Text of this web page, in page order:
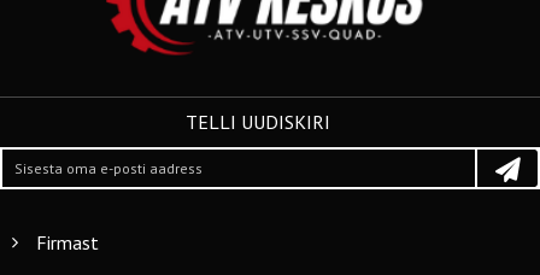
TELLI UUDISKIRI
Firmast